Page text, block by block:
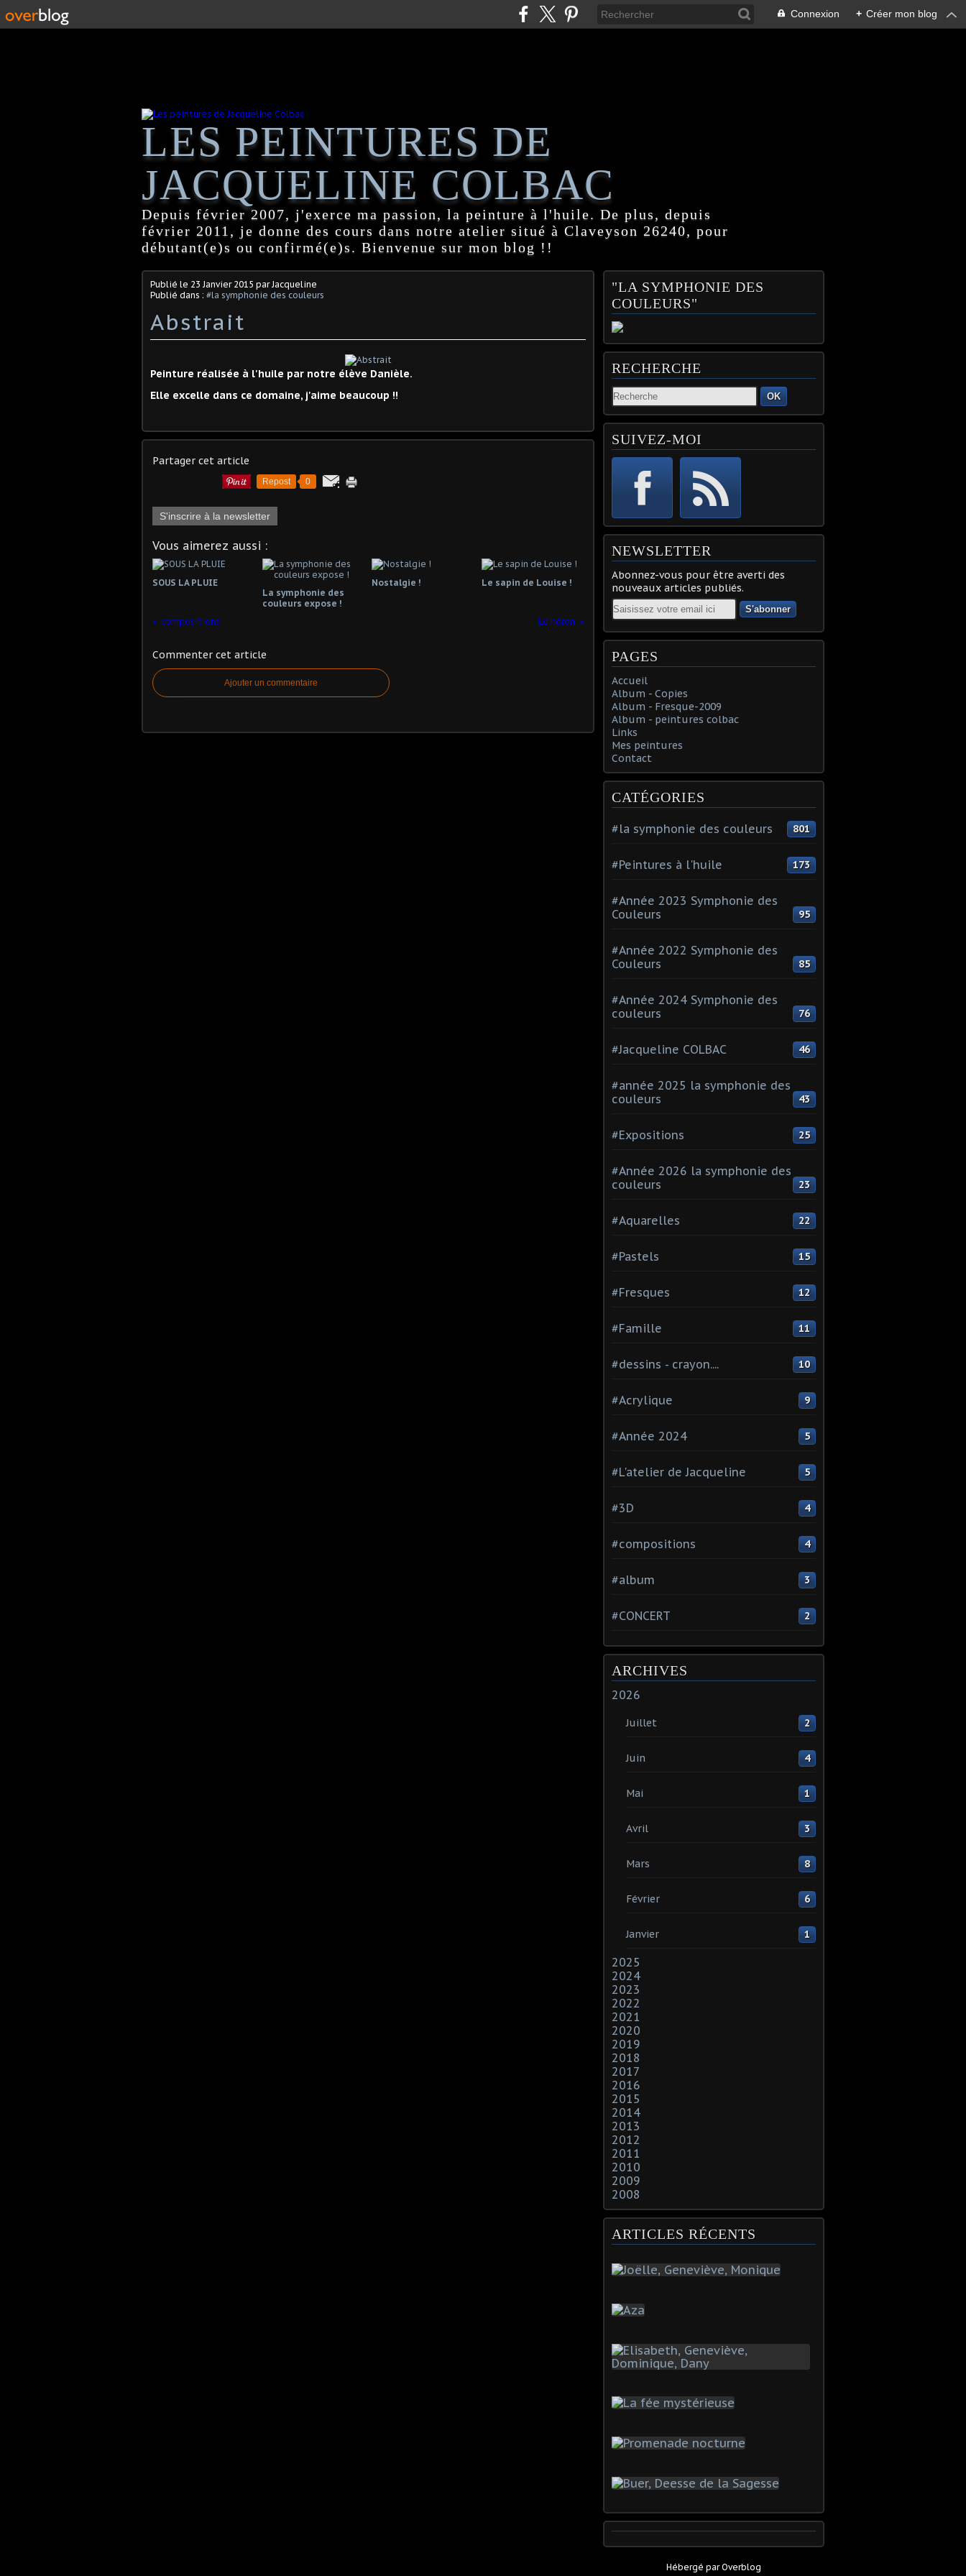
Connexion + Créer mon blog
LES PEINTURES DE
JACQUELINE COLBAC
Depuis février 2007, j'exerce ma passion, la peinture à l'huile. De plus, depuis
février 2011, je donne des cours dans notre atelier situé à Claveyson 26240, pour
débutant(e)s ou confirmé(e)s. Bienvenue sur mon blog !!
Publié le 23 Janvier 2015 par Jacqueline
Publié dans : #la symphonie des couleurs
Abstrait
Peinture réalisée à l'huile par notre élève Danièle.
Elle excelle dans ce domaine, j'aime beaucoup !!
Partager cet article
Repost 0
S'inscrire à la newsletter
Vous aimerez aussi :
SOUS LA PLUIE
La symphonie des
couleurs expose !
Nostalgie ! Le sapin de Louise !
compositions Le héron
Commenter cet article
Ajouter un commentaire
"LA SYMPHONIE DES
COULEURS"
RECHERCHE
OK
SUIVEZ-MOI
NEWSLETTER
Abonnez-vous pour être averti des
nouveaux articles publiés.
Email
PAGES
Accueil
Album - Copies
Album - Fresque-2009
Album - peintures colbac
Links
Mes peintures
Contact
CATÉGORIES
#la symphonie des couleurs 801
#Peintures à l'huile 173
#Année 2023 Symphonie des
Couleurs
95
#Année 2022 Symphonie des
Couleurs
85
#Année 2024 Symphonie des
couleurs
76
#Jacqueline COLBAC 46
#année 2025 la symphonie des
couleurs
43
#Expositions 25
#Année 2026 la symphonie des
couleurs
23
#Aquarelles 22
#Pastels 15
#Fresques 12
#Famille 11
#dessins - crayon.... 10
#Acrylique 9
#Année 2024 5
#L'atelier de Jacqueline 5
#3D 4
#compositions 4
#album 3
#CONCERT 2
ARCHIVES
2026
Juillet 2
Juin 4
Mai 1
Avril 3
Mars 8
Février 6
Janvier 1
2025
2024
2023
2022
2021
2020
2019
2018
2017
2016
2015
2014
2013
2012
2011
2010
2009
2008
ARTICLES RÉCENTS
Hébergé parOverblog